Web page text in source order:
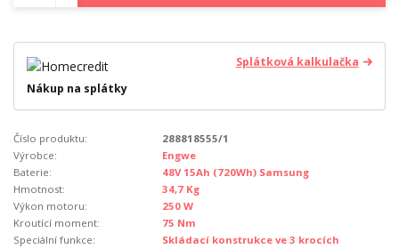
Splátková kalkulačka
Nákup na splátky
Číslo produktu:
288818555/1
Výrobce:
Engwe
Baterie:
48V 15Ah (720Wh) Samsung
Hmotnost:
34,7 Kg
Výkon motoru:
250 W
Kroutící moment:
75 Nm
Speciální funkce:
Skládací konstrukce ve 3 krocích